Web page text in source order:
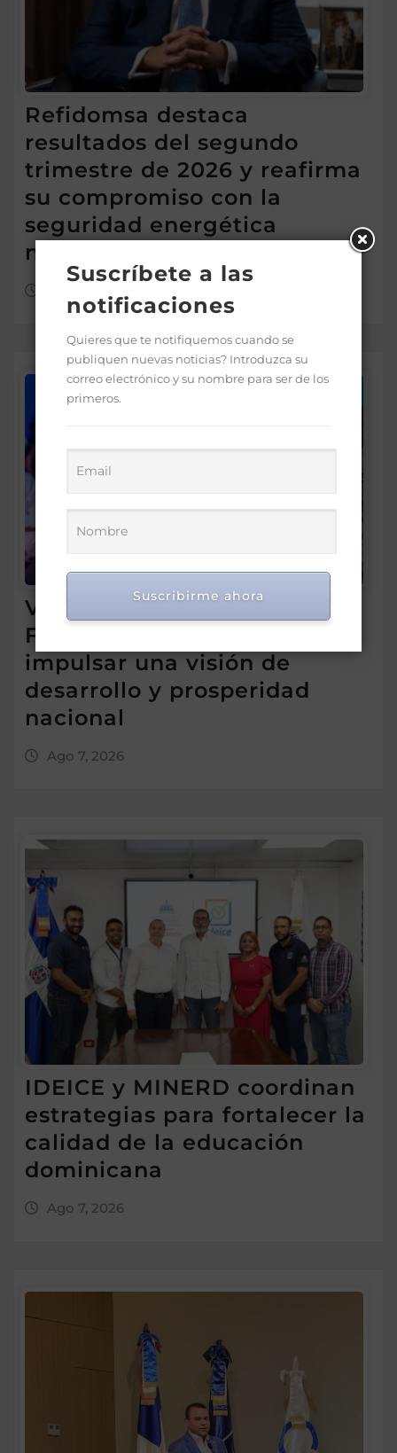
Refidomsa destaca
resultados del segundo
trimestre de 2026 y reafirma
su compromiso con la
seguridad energética
nacional
Víctor de Aza participa en el
Foro Meta RD 2036 para
impulsar una visión de
desarrollo y prosperidad
nacional
Ago 7, 2026
IDEICE y MINERD coordinan
estrategias para fortalecer la
calidad de la educación
dominicana
Ago 7, 2026
Suscríbete a las
notificaciones
Quieres que te notifiquemos cuando se
publiquen nuevas noticias? Introduzca su
correo electrónico y su nombre para ser de los
primeros.
Suscribirme ahora